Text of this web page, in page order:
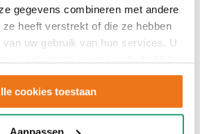
gegevens combineren met andere
ze heeft verstrekt of die ze hebben
uw gebruik van hun services. U
cookies toestaan
magnetrons van Etna zorgen